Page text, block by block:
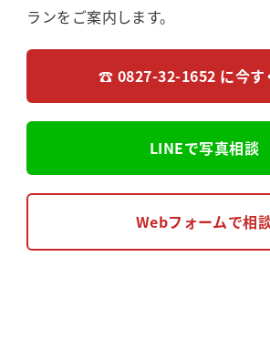
ランをご案内します。
☎ 0827-32-1652 に今す
LINEで写真相談
Webフォームで相